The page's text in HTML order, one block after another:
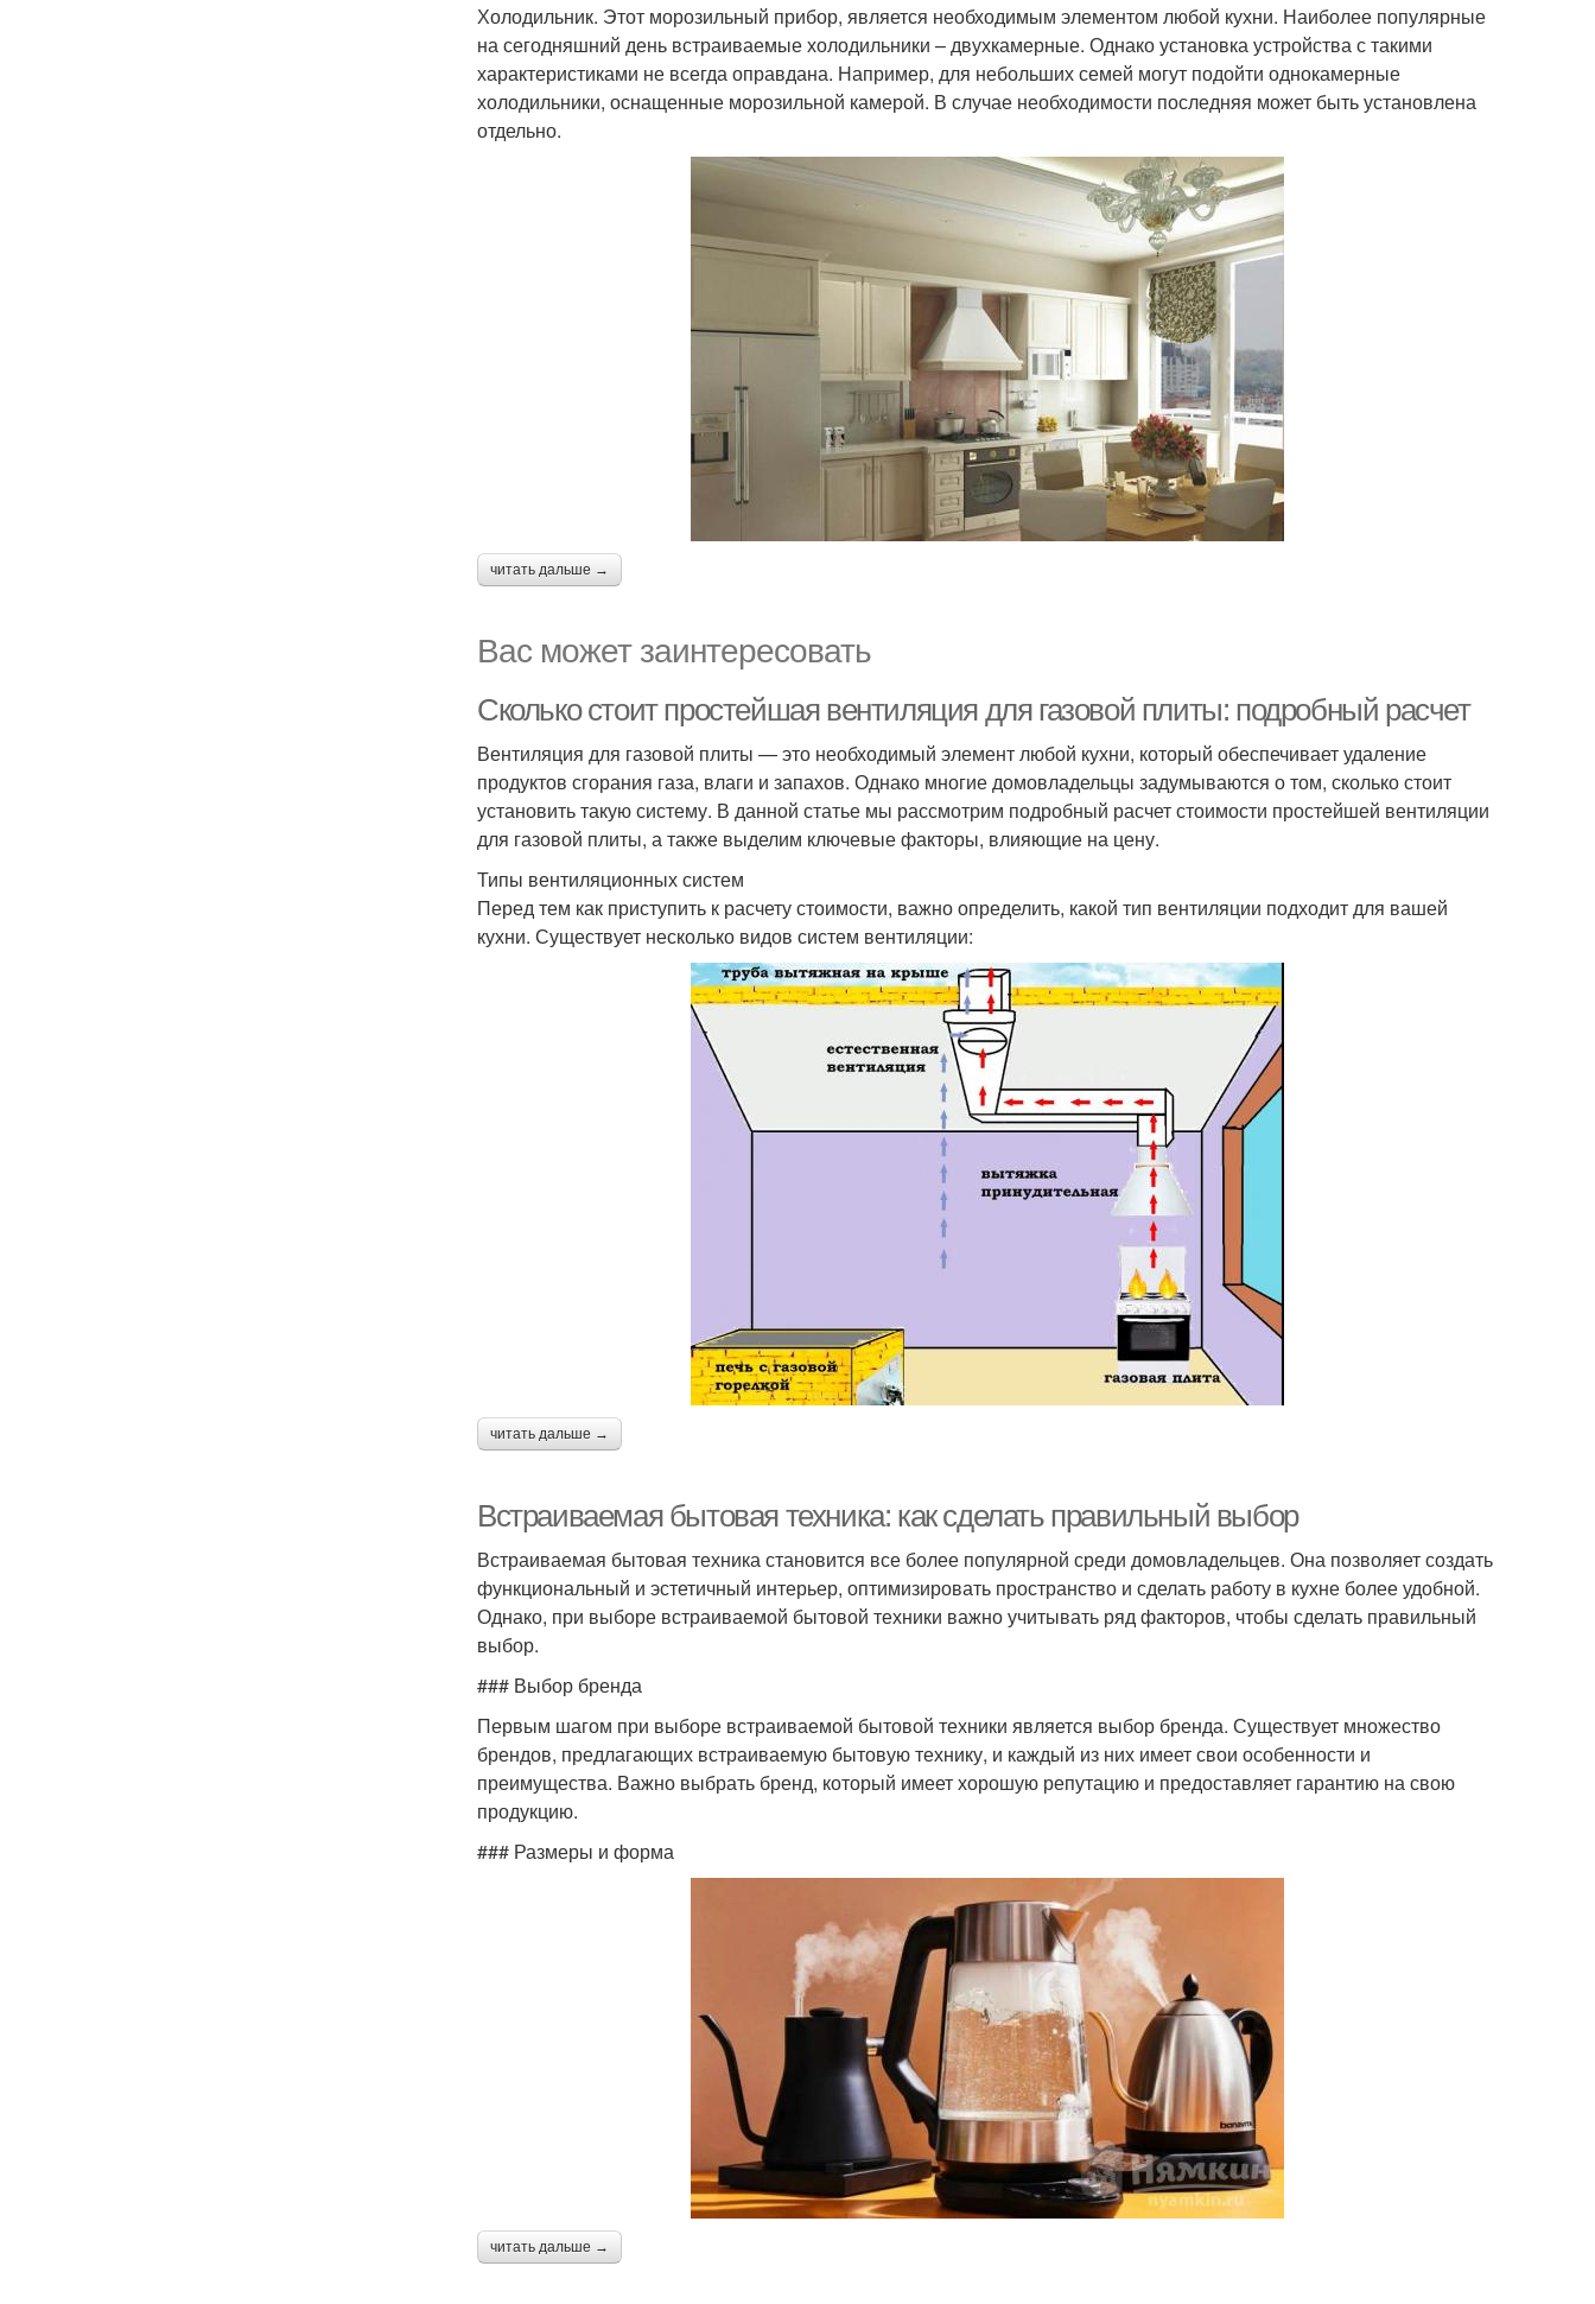
Холодильник. Этот морозильный прибор, является необходимым элементом любой кухни. Наиболее популярные
на сегодняшний день встраиваемые холодильники – двухкамерные. Однако установка устройства с такими
характеристиками не всегда оправдана. Например, для небольших семей могут подойти однокамерные
холодильники, оснащенные морозильной камерой. В случае необходимости последняя может быть установлена
отдельно.
читать дальше →
Вас может заинтересовать
Сколько стоит простейшая вентиляция для газовой плиты: подробный расчет
Вентиляция для газовой плиты — это необходимый элемент любой кухни, который обеспечивает удаление
продуктов сгорания газа, влаги и запахов. Однако многие домовладельцы задумываются о том, сколько стоит
установить такую систему. В данной статье мы рассмотрим подробный расчет стоимости простейшей вентиляции
для газовой плиты, а также выделим ключевые факторы, влияющие на цену.
Типы вентиляционных систем
Перед тем как приступить к расчету стоимости, важно определить, какой тип вентиляции подходит для вашей
кухни. Существует несколько видов систем вентиляции:
читать дальше →
Встраиваемая бытовая техника: как сделать правильный выбор
Встраиваемая бытовая техника становится все более популярной среди домовладельцев. Она позволяет создать
функциональный и эстетичный интерьер, оптимизировать пространство и сделать работу в кухне более удобной.
Однако, при выборе встраиваемой бытовой техники важно учитывать ряд факторов, чтобы сделать правильный
выбор.
### Выбор бренда
Первым шагом при выборе встраиваемой бытовой техники является выбор бренда. Существует множество
брендов, предлагающих встраиваемую бытовую технику, и каждый из них имеет свои особенности и
преимущества. Важно выбрать бренд, который имеет хорошую репутацию и предоставляет гарантию на свою
продукцию.
### Размеры и форма
читать дальше →